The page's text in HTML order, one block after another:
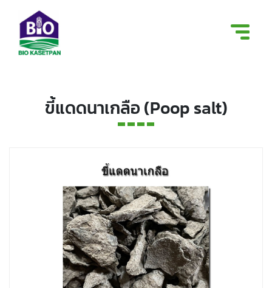
ขี้แดดนาเกลือ (Poop salt)